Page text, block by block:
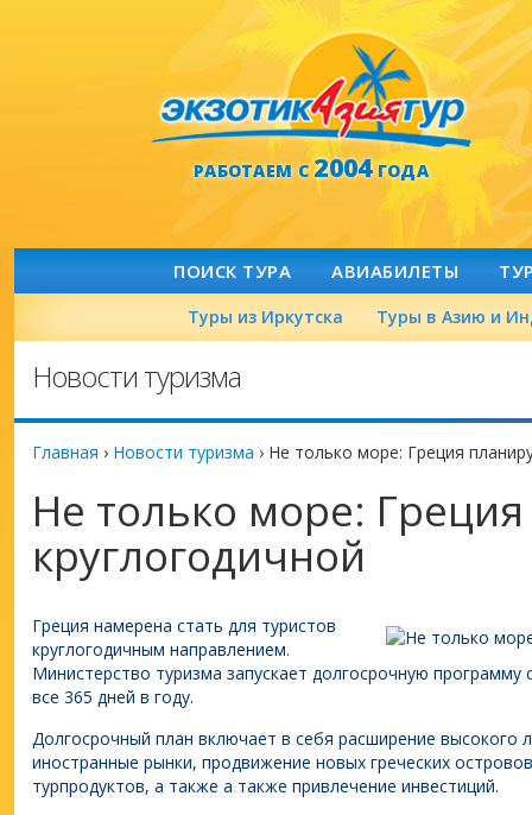
РАБОТАЕМ С2004ГОДА
ПОИСК ТУРА АВИАБИЛЕТЫ
Туры из Иркутска Туры в Азию и
Новости туризма
Главная › Новости туризма › Не только море: Греция
Не только море:
круглогодичной
Греция намерена стать для туристов
круглогодичным направлением.
Министерство туризма запускает долгосрочную программу
все 365 дней в году.
Долгосрочный план включает в себя расширение высокого
иностранные рынки, продвижение новых греческих
турпродуктов, а также а также привлечение инвестиций.